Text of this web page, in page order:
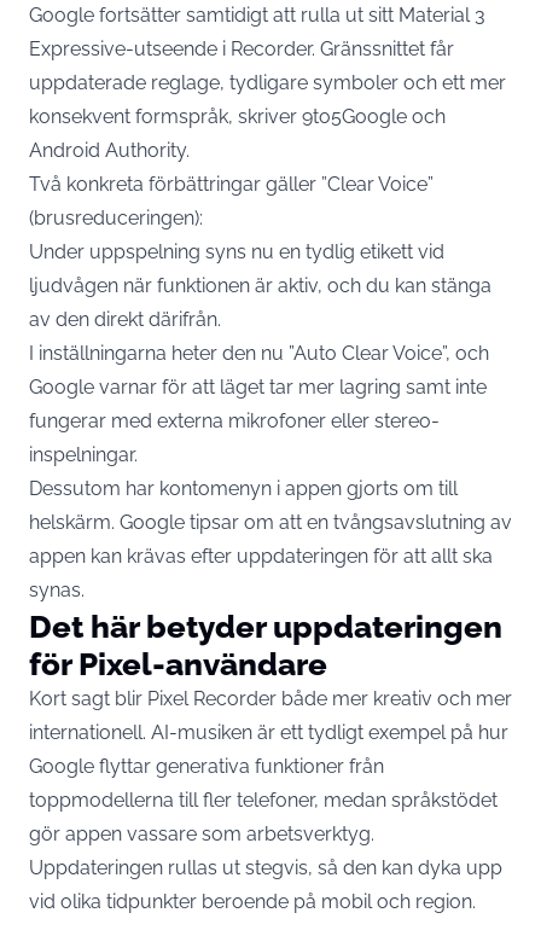
Google fortsätter samtidigt att rulla ut sitt Material 3
Expressive-utseende i Recorder. Gränssnittet får
uppdaterade reglage, tydligare symboler och ett mer
konsekvent formspråk, skriver 9to5Google och
Android Authority.
Två konkreta förbättringar gäller ”Clear Voice”
(brusreduceringen):
Under uppspelning syns nu en tydlig etikett vid
ljudvågen när funktionen är aktiv, och du kan stänga
av den direkt därifrån.
I inställningarna heter den nu ”Auto Clear Voice”, och
Google varnar för att läget tar mer lagring samt inte
fungerar med externa mikrofoner eller stereo-
inspelningar.
Dessutom har kontomenyn i appen gjorts om till
helskärm. Google tipsar om att en tvångsavslutning av
appen kan krävas efter uppdateringen för att allt ska
synas.
Det här betyder uppdateringen
för Pixel-användare
Kort sagt blir Pixel Recorder både mer kreativ och mer
internationell. AI-musiken är ett tydligt exempel på hur
Google flyttar generativa funktioner från
toppmodellerna till fler telefoner, medan språkstödet
gör appen vassare som arbetsverktyg.
Uppdateringen rullas ut stegvis, så den kan dyka upp
vid olika tidpunkter beroende på mobil och region.